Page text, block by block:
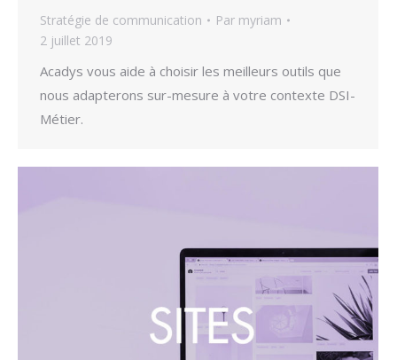
Stratégie de communication Par myriam
2 juillet 2019
Acadys vous aide à choisir les meilleurs outils que
nous adapterons sur-mesure à votre contexte DSI-
Métier.